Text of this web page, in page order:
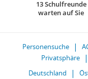
13 Schulfreunde
warten auf Sie
Personensuche
Privatsphäre
Deutschland